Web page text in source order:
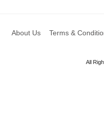
About Us Terms &
All